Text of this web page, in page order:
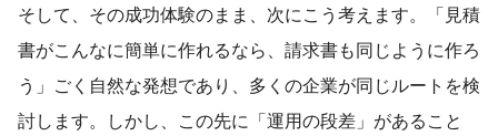
そして、その成功体験のまま、次にこう考えます。「見積
書がこんなに簡単に作れるなら、請求書も同じように作ろ
う」ごく自然な発想であり、多くの企業が同じルートを検
討します。しかし、この先に「運用の段差」があること